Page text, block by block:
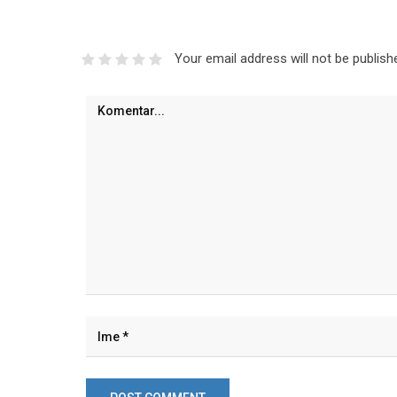
Your email address will not be